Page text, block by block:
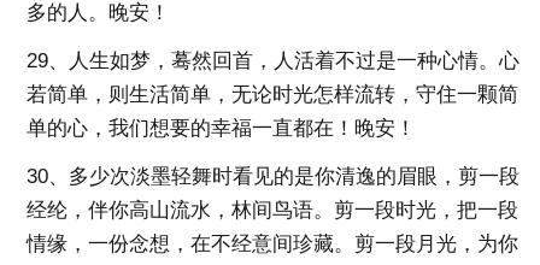
多的人。晚安！
29、人生如梦，蓦然回首，人活着不过是一种心情。心
若简单，则生活简单，无论时光怎样流转，守住一颗简
单的心，我们想要的幸福一直都在！晚安！
30、多少次淡墨轻舞时看见的是你清逸的眉眼，剪一段
经纶，伴你高山流水，林间鸟语。剪一段时光，把一段
情缘，一份念想，在不经意间珍藏。剪一段月光，为你